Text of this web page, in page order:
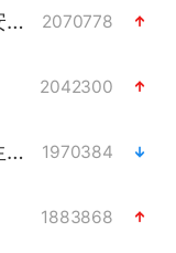
郑国霖回应去景区上班被保安拦下 2070778
2042300
儿子举报父亲伪造证件为私生子落户 1970384
1883868